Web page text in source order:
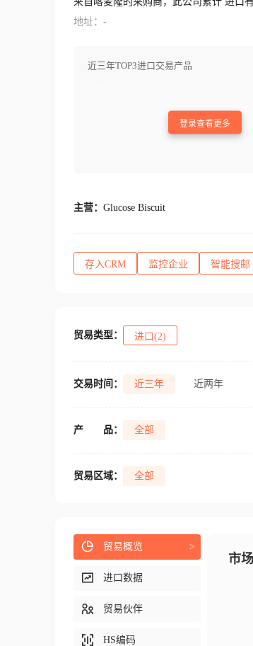
地址：-
近三年TOP3进口交易产品
登录查看更多
主营： Glucose Biscuit
存入CRM 监控企业 智能搜邮
贸易类型： 进口(2)
交易时间： 近三年 近两年
产 品： 全部
贸易区域： 全部
市
贸易概览 >
进口数据
贸易伙伴
HS编码